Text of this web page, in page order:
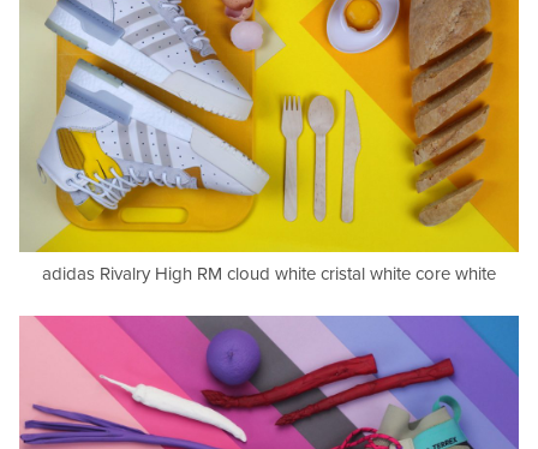
adidas Rivalry High RM cloud white cristal white core white